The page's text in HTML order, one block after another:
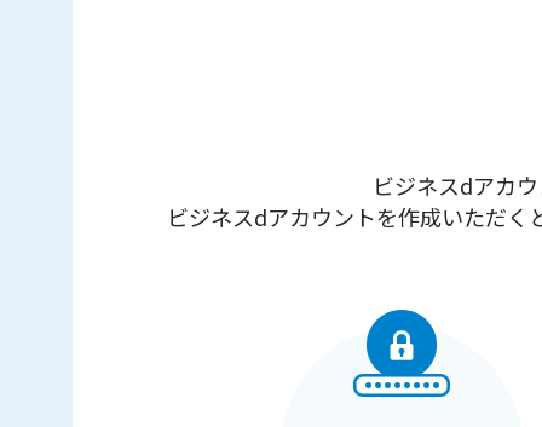
ビジネスdアカ
ビジネスdアカウントを作成いただく